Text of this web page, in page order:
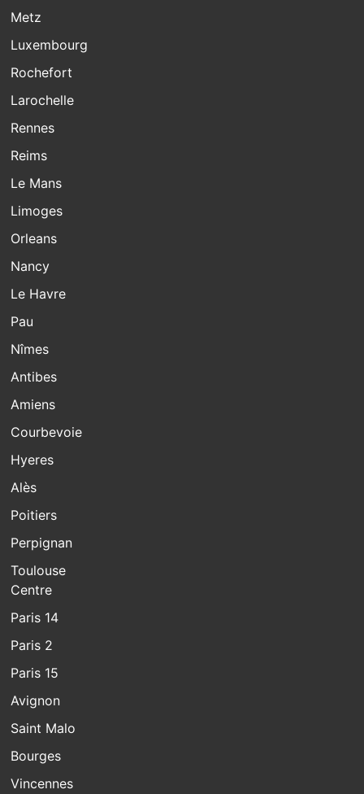
Metz
Luxembourg
Rochefort
Larochelle
Rennes
Reims
Le Mans
Limoges
Orleans
Nancy
Le Havre
Pau
Nîmes
Antibes
Amiens
Courbevoie
Hyeres
Alès
Poitiers
Perpignan
Toulouse
Centre
Paris 14
Paris 2
Paris 15
Avignon
Saint Malo
Bourges
Vincennes